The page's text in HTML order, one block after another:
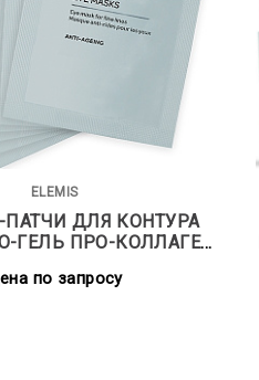
ELEMIS
ДЛЯ КОНТУРА
КОЛЛАГЕН
по запросу